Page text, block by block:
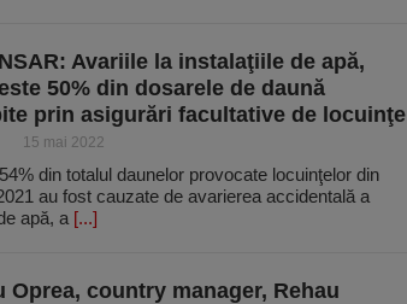
Avariile la instalaţiile de apă,
50% din dosarele de daună
prin asigurări facultative de locuinţe
15 mai 2022
din totalul daunelor provocate locuinţelor din
au fost cauzate de avarierea accidentală a
apă, a [...]
Oprea, country manager, Rehau